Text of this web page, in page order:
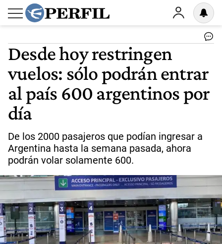
Desde hoy restringen
vuelos: sólo podrán entrar
al país 600 argentinos por
día
De los 2000 pasajeros que podían ingresar a
Argentina hasta la semana pasada, ahora
podrán volar solamente 600.